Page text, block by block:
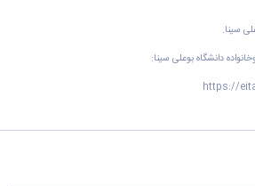
سینا.
دانشگاه بوعلی سینا:
https://